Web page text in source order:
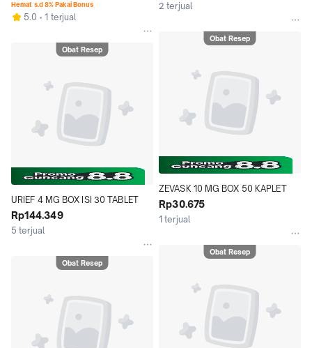
Hemat s.d 8% Pakai Bonus
5.0 1 terjual
Obat Resep
URIEF 4 MG BOX ISI 30 TABLET
Rp144.349
5 terjual
Obat Resep
2 terjual
Obat Resep
ZEVASK 10 MG BOX 50 KAPLET
Rp30.675
1 terjual
Obat Resep